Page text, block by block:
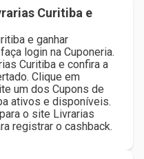
Curitiba e
e ganhar
login na Cuponeria.
Curitiba e confira a
Clique em
um dos Cupons de
ativos e disponíveis.
o site Livrarias
registrar o cashback.